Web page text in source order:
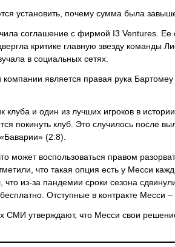
установить, почему сумма была
соглашение с фирмой I3 Ventures. Ее
критике главную звезду команды
в социальных сетях.
компании является правая рука
клуба и один из лучших игроков в
покинуть клуб. Это случилось после
(2:8).
может воспользоваться правом
что такая опция есть у Месси
что из-за пандемии сроки сезона
бесплатно. Отступные в контракте Месси
СМИ утверждают, что Месси свои